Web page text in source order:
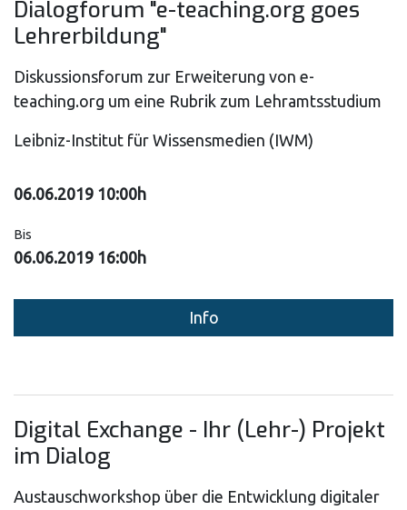
Dialogforum "e-teaching.org goes
Lehrerbildung"
Diskussionsforum zur Erweiterung von e-
teaching.org um eine Rubrik zum Lehramtsstudium
Leibniz-Institut für Wissensmedien (IWM)
06.06.2019 10:00h
Bis
06.06.2019 16:00h
Info
Digital Exchange - Ihr (Lehr-) Projekt
im Dialog
Austauschworkshop über die Entwicklung digitaler